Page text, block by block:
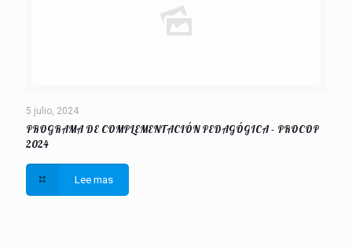
5 julio, 2024
PROGRAMA DE COMPLEMENTACIÓN PEDAGÓGICA – PROCOP
2024
Lee mas